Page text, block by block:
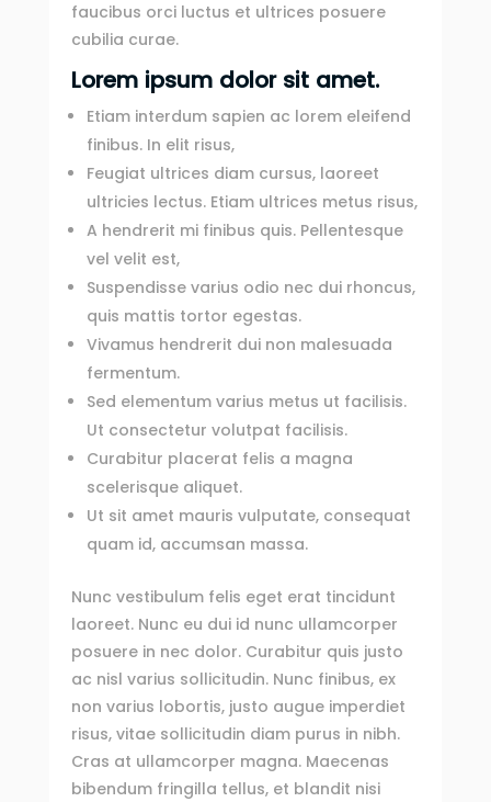
faucibus orci luctus et ultrices posuere
cubilia curae.
Lorem ipsum dolor sit amet.
Etiam interdum sapien ac lorem eleifend
finibus. In elit risus,
Feugiat ultrices diam cursus, laoreet
ultricies lectus. Etiam ultrices metus risus,
A hendrerit mi finibus quis. Pellentesque
vel velit est,
Suspendisse varius odio nec dui rhoncus,
quis mattis tortor egestas.
Vivamus hendrerit dui non malesuada
fermentum.
Sed elementum varius metus ut facilisis.
Ut consectetur volutpat facilisis.
Curabitur placerat felis a magna
scelerisque aliquet.
Ut sit amet mauris vulputate, consequat
quam id, accumsan massa.
Nunc vestibulum felis eget erat tincidunt
laoreet. Nunc eu dui id nunc ullamcorper
posuere in nec dolor. Curabitur quis justo
ac nisl varius sollicitudin. Nunc finibus, ex
non varius lobortis, justo augue imperdiet
risus, vitae sollicitudin diam purus in nibh.
Cras at ullamcorper magna. Maecenas
bibendum fringilla tellus, et blandit nisi